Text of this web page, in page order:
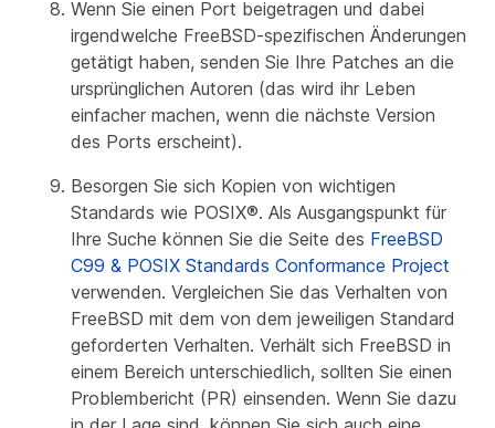
Wenn Sie einen Port beigetragen und dabei
irgendwelche FreeBSD-spezifischen Änderungen
getätigt haben, senden Sie Ihre Patches an die
ursprünglichen Autoren (das wird ihr Leben
einfacher machen, wenn die nächste Version
des Ports erscheint).
Besorgen Sie sich Kopien von wichtigen
Standards wie POSIX®. Als Ausgangspunkt für
Ihre Suche können Sie die Seite des FreeBSD
C99 & POSIX Standards Conformance Project
verwenden. Vergleichen Sie das Verhalten von
FreeBSD mit dem von dem jeweiligen Standard
geforderten Verhalten. Verhält sich FreeBSD in
einem Bereich unterschiedlich, sollten Sie einen
Problembericht (PR) einsenden. Wenn Sie dazu